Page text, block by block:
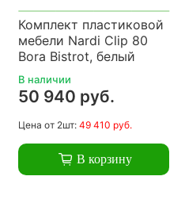
Комплект пластиковой
мебели Nardi Clip 80
Bora Bistrot, белый
В наличии
50 940 руб.
Цена от 2шт: 49 410 руб.
В корзину